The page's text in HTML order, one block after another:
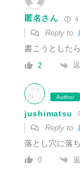
匿名さん 4
Reply to
書こうとした
2
Author
jushimatsu
Reply to
落とし穴に落
0